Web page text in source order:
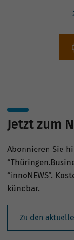
Jetzt zum
Abonnieren Sie
“innoNEWS”.
kündbar.
Zu den